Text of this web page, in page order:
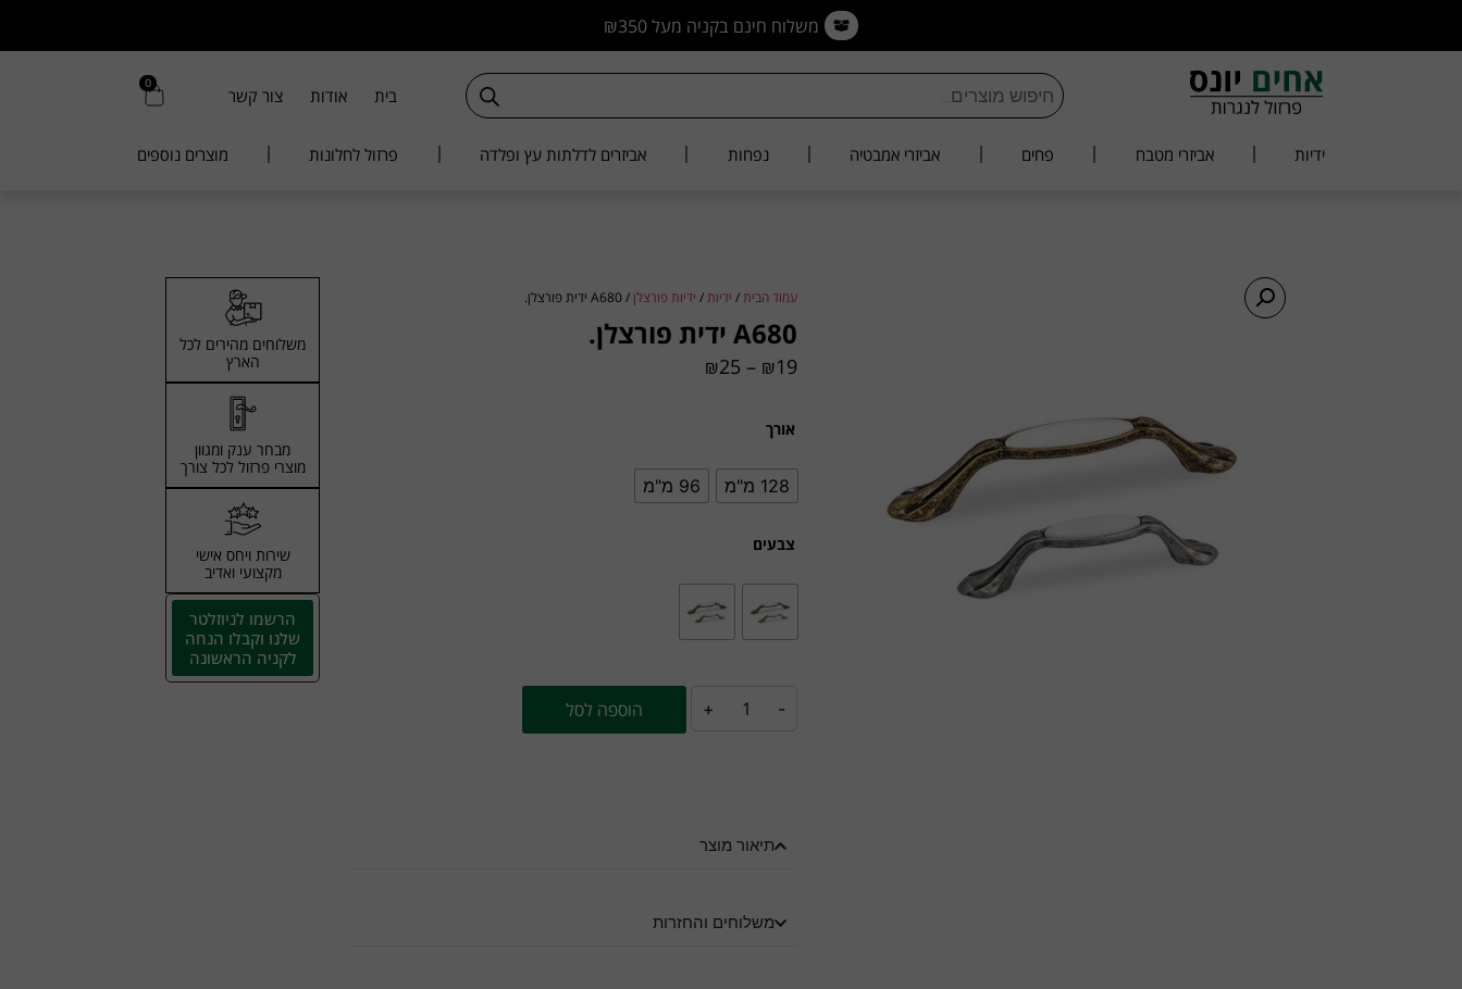
משלוח חינם בקניה מעל ₪350
בית אודות צור קשר
0
ידיות אביזרי מטבח פחים אביזרי אמבטיה נפחות אביזרים לדלתות עץ ופלדה פרזול לחלונות מוצרים נוספים
משלוחים מהירים לכל
הארץ
מבחר ענק ומגוון
מוצרי פרזול לכל צורך
שירות ויחס אישי
מקצועי ואדיב
הרשמו לניוזלטר
שלנו וקבלו הנחה
לקניה הראשונה
עמוד הבית/ ידיות/ ידיות פורצלן / A680 ידית פורצלן.
A680 ידית פורצלן.
₪19
–
₪25
אורך
128 מ"מ 96 מ"מ
צבעים
-
+ הוספה לסל
תיאור מוצר
משלוחים והחזרות